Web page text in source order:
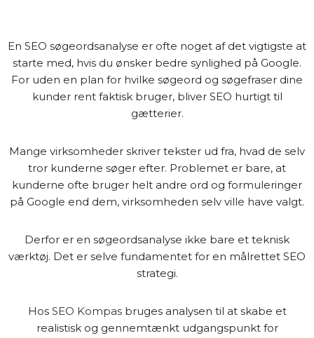
En SEO søgeordsanalyse er ofte noget af det vigtigste at
starte med, hvis du ønsker bedre synlighed på Google.
For uden en plan for hvilke søgeord og søgefraser dine
kunder rent faktisk bruger, bliver SEO hurtigt til
gætterier.
Mange virksomheder skriver tekster ud fra, hvad de selv
tror kunderne søger efter. Problemet er bare, at
kunderne ofte bruger helt andre ord og formuleringer
på Google end dem, virksomheden selv ville have valgt.
Derfor er en søgeordsanalyse ikke bare et teknisk
værktøj. Det er selve fundamentet for en målrettet SEO
strategi.
Hos SEO Kompasbruges analysen til at skabe et
realistisk og gennemtænkt udgangspunkt for